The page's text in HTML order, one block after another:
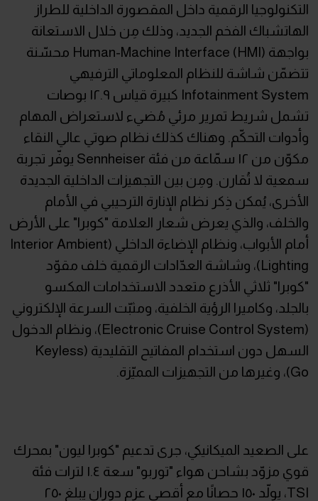
التكنولوجيا الرقمية داخل المقصورة الداخلية للطراز
الهاتشباك الفخم الجديد، وذلك مِن خلال الاستعانة
بواجهة Human-Machine Interface (HMI) محسّنة
تتضمّن شاشة للنظام المعلوماتي الترفيهي
Infotainment System كبيرة قياس ١٢.٩ بوصات
تشمل شريط تمرير مرئي مُضيء لاستعراض المهام
وأدوات التحكّم. وهناك كذلك نظام صوتي عالي النقاء
مكوّن من ١٢ سمّاعة من فئة Sennheiser يوفّر تجربة
سمعية لا تُقارن. ومِن بين التجهيزات الداخلية الجديدة
الأخرى، يُمكن ذِكر نظام الإنارة الترحيبي في الأمام
والخلف، والذي يعرض شعار العلامة "كوبرا" على الأرض
أمام الأبواب، ونظام الإضاءة الداخلي (Interior Ambient
Lighting)، وشاشة العدّادات الرقمية خلف مقوّد
"كوبرا" ثلاثي الأذرع متعدد الاستخدامات المكسو
بالجلد، وكاميرا الرؤية الخلفية، ومثبّت السرعة الإلكتروني
(Electronic Cruise Control System)، ونظام الدخول
السهل دون استخدام المفاتيح التقليدية (Keyless
Go)، وغيرها من التجهيزات المميّزة.
على الصعيد الميكانيكي، جرى تدعيم "كوبرا ليون" بمحرك
قوي مزوّد بشاحن هواء "توربو" سعة ١.٤ لترات فئة
TSI، يولّد ١٥٠ حصانًا مع أقصى عزم دوران يبلغ ٢٥٠